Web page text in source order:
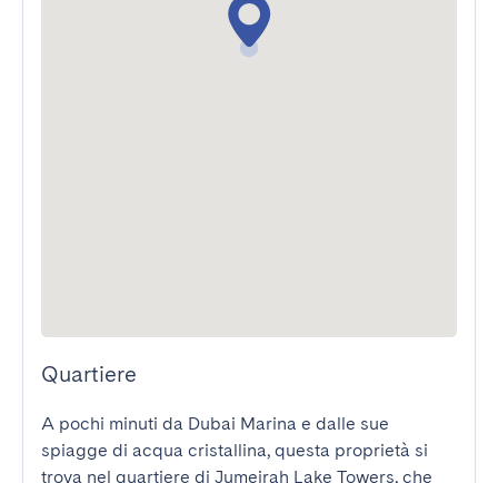
Quartiere
A pochi minuti da Dubai Marina e dalle sue
spiagge di acqua cristallina, questa proprietà si
trova nel quartiere di Jumeirah Lake Towers, che